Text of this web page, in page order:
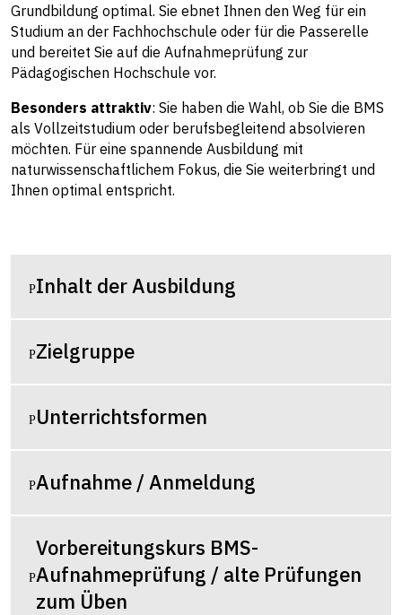
Grundbildung optimal. Sie ebnet Ihnen den Weg für ein
Studium an der Fachhochschule oder für die Passerelle
und bereitet Sie auf die Aufnahmeprüfung zur
Pädagogischen Hochschule vor.
Besonders attraktiv: Sie haben die Wahl, ob Sie die BMS
als Vollzeitstudium oder berufsbegleitend absolvieren
möchten. Für eine spannende Ausbildung mit
naturwissenschaftlichem Fokus, die Sie weiterbringt und
Ihnen optimal entspricht.
Inhalt der Ausbildung
Zielgruppe
Unterrichtsformen
Aufnahme / Anmeldung
Vorbereitungskurs BMS-
Aufnahmeprüfung / alte Prüfungen
zum Üben